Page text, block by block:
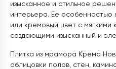
изысканное и стильное
интерьера. Ее особенностью
или кремовый цвет с мягкими
создающими изысканный и
Плитка из мрамора Крема
облицовки полов, стен,